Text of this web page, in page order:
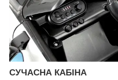
СУЧАСНА КАБІНА